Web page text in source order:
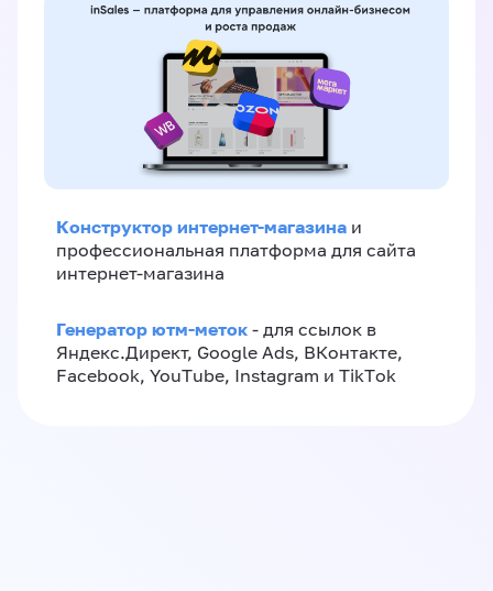
Конструктор интернет-магазина и
профессиональная платформа для сайта
интернет-магазина
Генератор ютм-меток - для ссылок в
Яндекс.Директ, Google Ads, ВКонтакте,
Facebook, YouTube, Instagram и TikTok